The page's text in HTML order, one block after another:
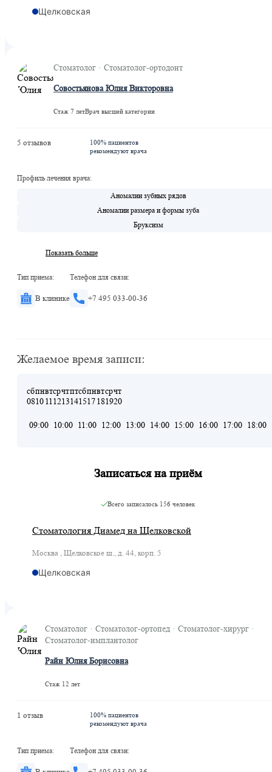
Щелковская
Стоматолог · Стоматолог-ортодонт
Совостьянова Юлия Викторовна
Стаж 7 летВрач высшей категории
5 отзывов
100% пациентов
рекомендуют врача
Профиль лечения врача:
Аномалии зубных рядов
Аномалии размера и формы зуба
Бруксизм
Показать больше
Тип приема:
В клинике
Телефон для связи:
+7 495 033-00-36
Желаемое время записи:
сб
08
пн
10
вт
11
ср
12
чт
13
пт
14
сб
15
пн
17
вт
18
ср
19
чт
20
09:00 10:00 11:00 12:00 13:00 14:00 15:00 16:00 17:00 18:00
Записаться на приём
Всего записалось 156 человек
Стоматология Диамед на Щелковской
Москва , Щелковское ш., д. 44, корп. 5
Щелковская
Стоматолог · Стоматолог-ортопед · Стоматолог-хирург ·
Стоматолог-имплантолог
Райн Юлия Борисовна
Стаж 12 лет
1 отзыв
100% пациентов
рекомендуют врача
Тип приема: Телефон для связи: